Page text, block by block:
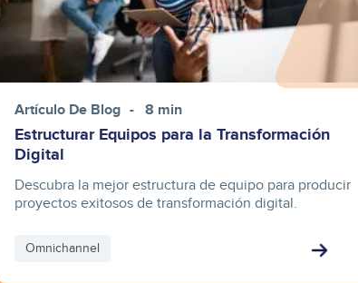
Artículo De Blog 8 min
Estructurar Equipos para la Transformación
Digital
Descubra la mejor estructura de equipo para producir
proyectos exitosos de transformación digital.
Omnichannel